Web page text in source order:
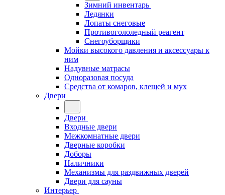
Зимний инвентарь
Ледянки
Лопаты снеговые
Противогололедный реагент
Снегоуборщики
Мойки высокого давления и аксессуары к
ним
Надувные матрасы
Одноразовая посуда
Средства от комаров, клещей и мух
Двери
Двери
Входные двери
Межкомнатные двери
Дверные коробки
Доборы
Наличники
Механизмы для раздвижных дверей
Двери для сауны
Интерьер